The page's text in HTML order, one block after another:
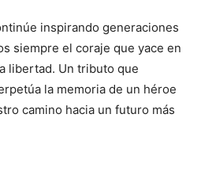
inspirando generaciones
siempre el coraje que yace en
libertad. Un tributo que
la memoria de un héroe
camino hacia un futuro más